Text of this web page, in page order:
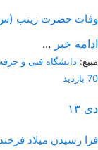
وفات حضرت زینب
... ادامه خبر
منبع: دانشگاه فنی و
70 بازدید
۱۳ دی
فرا رسیدن میلاد